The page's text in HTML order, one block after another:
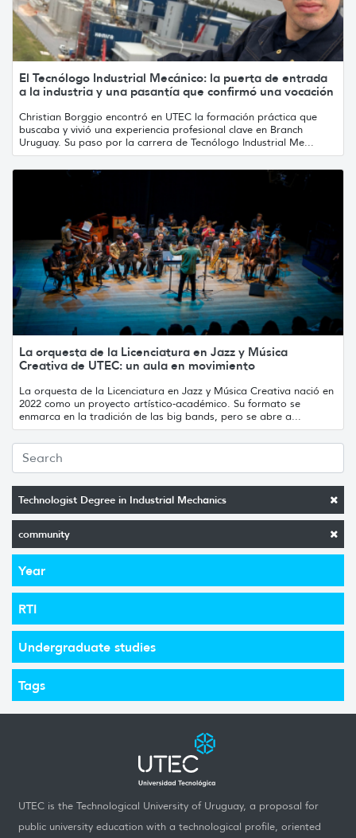
Technologist Degree in Industrial Mechanics
community
Year
RTI
Undergraduate studies
Tags
El Tecnólogo Industrial Mecánico: la puerta de entrada
a la industria y una pasantía que confirmó una vocación
Christian Borggio encontró en UTEC la formación práctica que
buscaba y vivió una experiencia profesional clave en Branch
Uruguay. Su paso por la carrera de Tecnólogo Industrial Me...
La orquesta de la Licenciatura en Jazz y Música
Creativa de UTEC: un aula en movimiento
La orquesta de la Licenciatura en Jazz y Música Creativa nació en
2022 como un proyecto artístico-académico. Su formato se
enmarca en la tradición de las big bands, pero se abre a...
UTEC is the Technological University of Uruguay, a proposal for
public university education with a technological profile, oriented